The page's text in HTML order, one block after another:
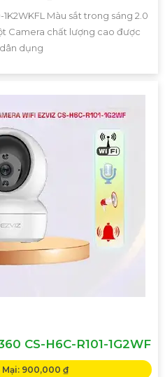
Màu sắt trong sáng 2.0
Camera chất lượng cao được
dụng
CS-H6C-R101-1G2WF
Mại: 900,000 ₫